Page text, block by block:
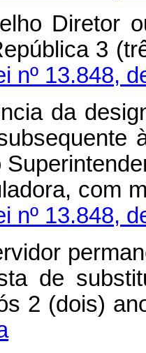
Diretor
3
nº 13.848,
da
com
nº 13.848,
de
2 (dois)